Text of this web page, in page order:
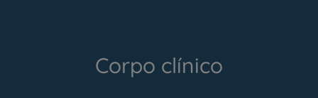
Corpo clínico